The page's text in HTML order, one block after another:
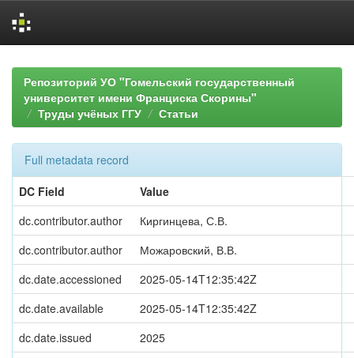
navigationРепозиторий УО "Гомельский государственный
университет имени Франциска Скорины"
Труды учёных ГГУ
Статьи
Full metadata record
DC Field
Value
dc.contributor.author
Киргинцева, С.В.
dc.contributor.author
Можаровский, В.В.
dc.date.accessioned
2025-05-14T12:35:42Z
dc.date.available
2025-05-14T12:35:42Z
dc.date.issued
2025